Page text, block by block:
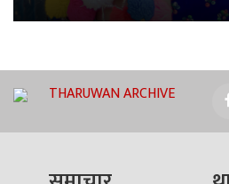
THARUWAN ARCHIVE